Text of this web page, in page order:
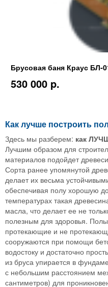
Брусовая баня Краус БЛ-
530 000 p.
Как лучше построить
Здесь мы разберем: как
Лучшим образом для
материалов подойдет
Сорта ранее упомянутой
делает их весьма
обеспечивая полу хорошую
температурах такая
масла, что делает ее не
полезным для здоровья.
протекающие и не
сооружаются при помощи
водостоку и достаточно
из бруса упирается в
с небольшим расстоянием
сантиметров) для